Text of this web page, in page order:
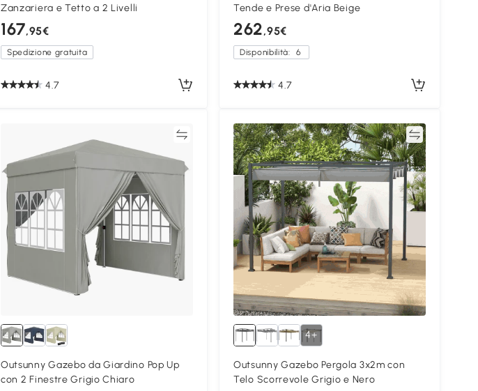
Zanzariera e Tetto a 2 Livelli
167,95€
Spedizione gratuita
4.7
Tende e Prese d'Aria Beige
262,95€
Disponibilità: 6
4.7
Outsunny Gazebo da Giardino Pop Up
con 2 Finestre Grigio Chiaro
Confronta
4+
Outsunny Gazebo Pergola 3x2m con
Telo Scorrevole Grigio e Nero